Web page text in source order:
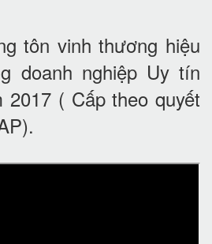
tôn vinh thương hiệu
doanh nghiệp Uy tín
2017 ( Cấp theo quyết